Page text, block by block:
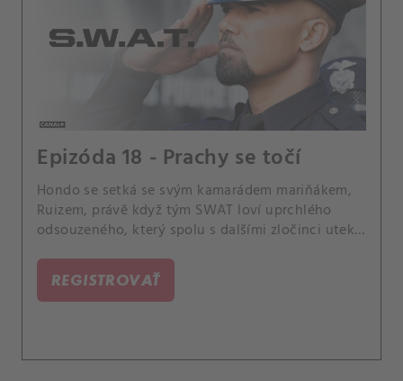
Epizóda 18 - Prachy se točí
Hondo se setká se svým kamarádem mariňákem,
Ruizem, právě když tým SWAT loví uprchlého
odsouzeného, který spolu s dalšími zločinci utekl
Také se Chris připravuje na těžké rozloučení se
svým partnerem K-9, který onemocněl.
REGISTROVAŤ